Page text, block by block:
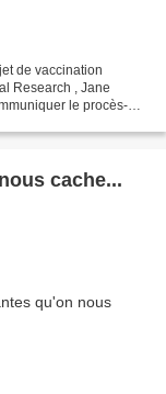
de vaccination
Research , Jane
le procès-
cache...